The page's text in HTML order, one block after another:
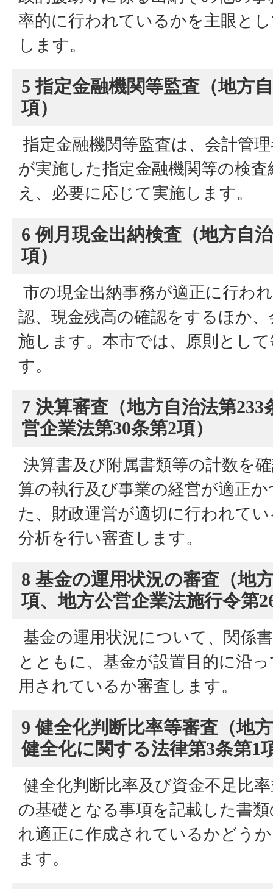
率的に行われているかを主眼と
します。
5 指定金融機関等監査（地方
項）
指定金融機関等監査は、会計管
が実施した指定金融機関等の検
え、必要に応じて実施します。
6 例月現金出納検査（地方自
項）
市の現金出納事務が適正に行わ
認、現金残高の確認をするほか
施します。本市では、原則とし
す。
7 決算審査（地方自治法第233
営企業法第30条第2項）
決算書及び附属書類等の計数を
算の執行及び事業の経営が適正
た、財政運営が適切に行われて
分析を行い審査します。
8 基金の運用状況の審査（地
項、地方公営企業法施行令第
基金の運用状況について、関係
とともに、基金が設置目的に沿
用されているか審査します。
9 健全化判断比率等審査（地
健全化に関する法律第3条第1
健全化判断比率及び資金不足比
の基礎となる事項を記載した書
れ適正に作成されているかどう
ます。